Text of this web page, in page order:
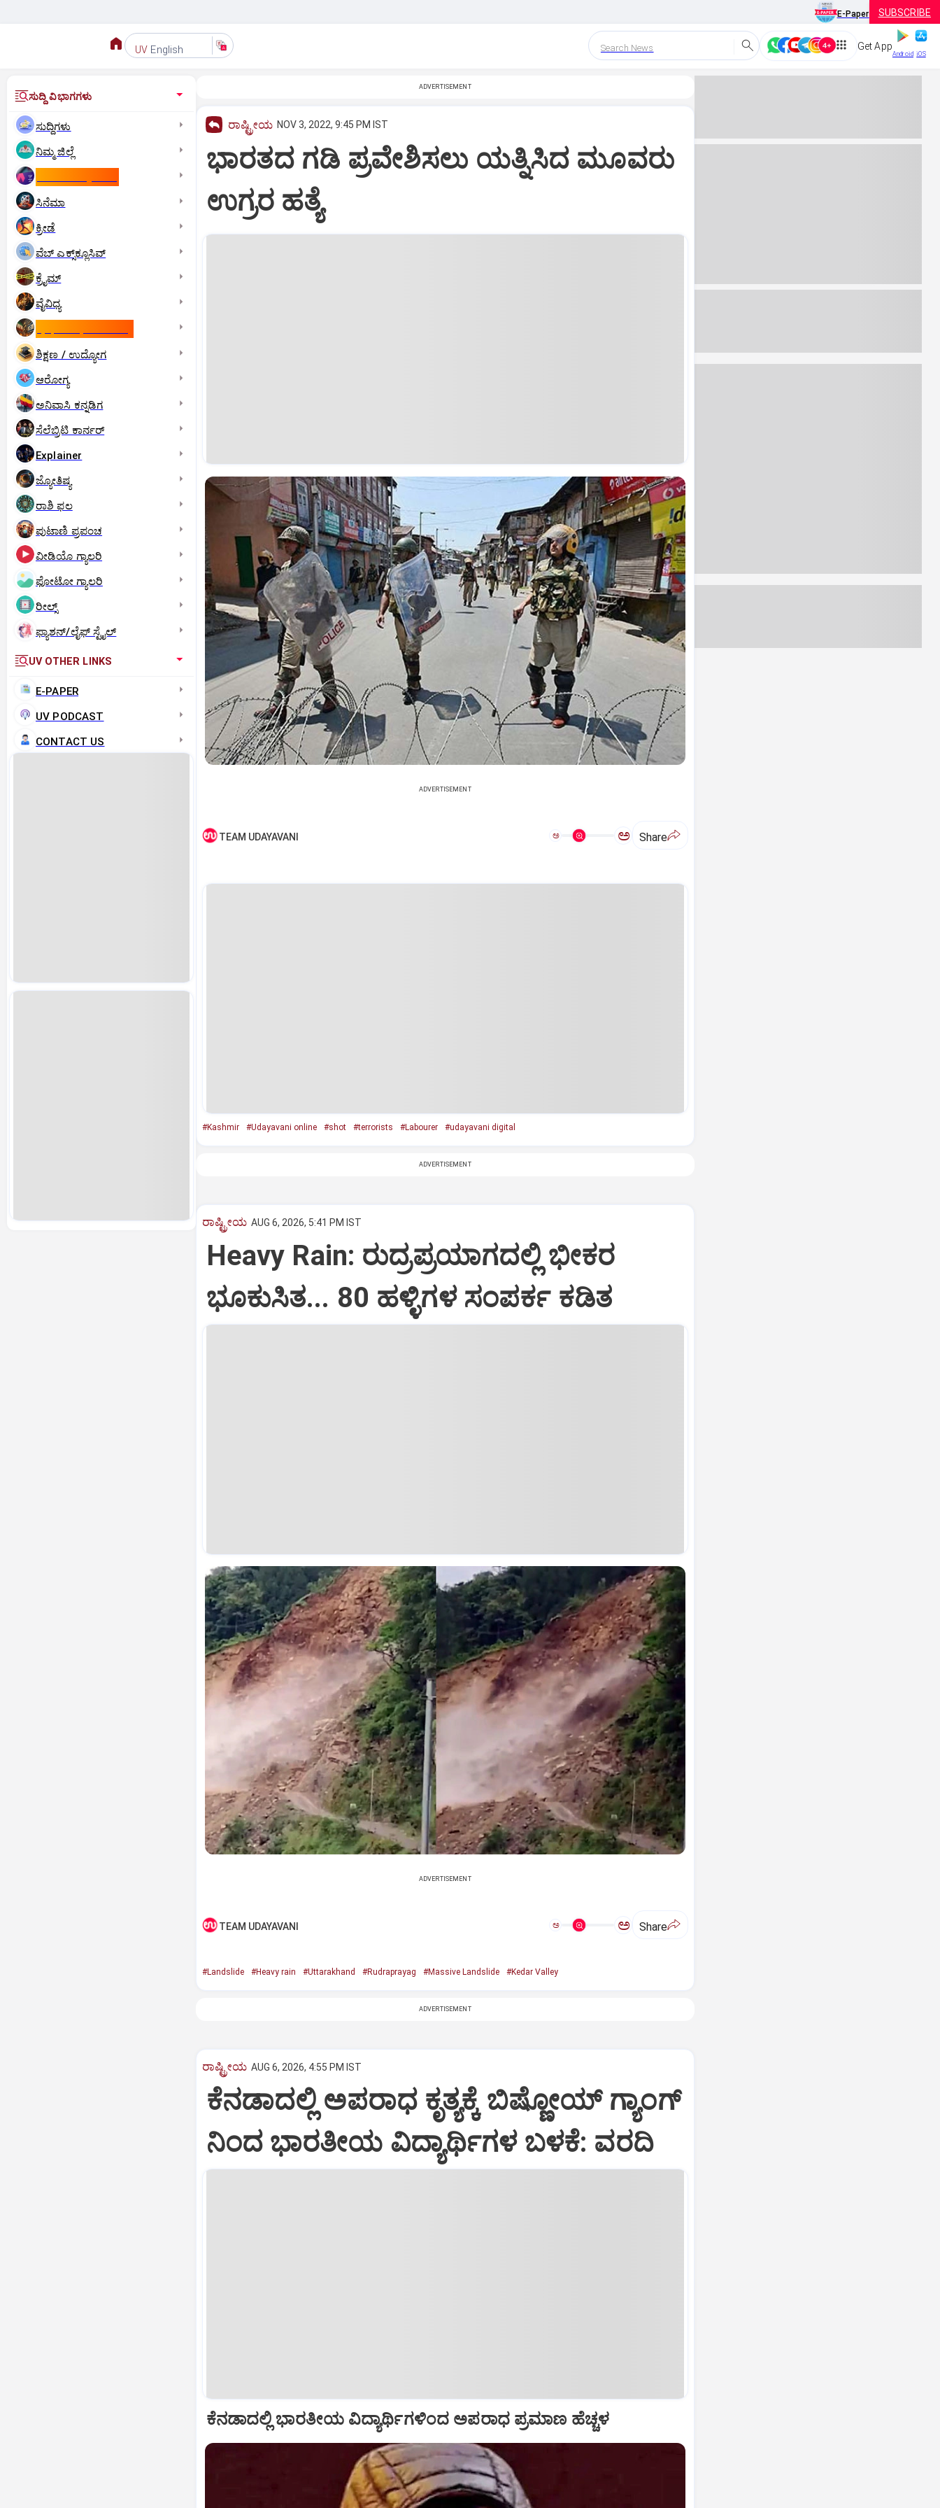
E-Paper SUBSCRIBE
UV English Search News Get App
Android iOS
ಸುದ್ದಿ ವಿಭಾಗಗಳು
ಸುದ್ದಿಗಳು
ನಿಮ್ಮ ಜಿಲ್ಲೆ
ಸಿನೆಮಾ
ಕ್ರೀಡೆ
ವೆಬ್ ಎಕ್ಸ್‌ಕ್ಲೂಸಿವ್
ಕ್ರೈಮ್
ವೈವಿಧ್ಯ
ಶಿಕ್ಷಣ / ಉದ್ಯೋಗ
ಆರೋಗ್ಯ
ಅನಿವಾಸಿ ಕನ್ನಡಿಗ
ಸೆಲೆಬ್ರಿಟಿ ಕಾರ್ನರ್‌
Explainer
ಜ್ಯೋತಿಷ್ಯ
ರಾಶಿ ಫಲ
ಪುಟಾಣಿ ಪ್ರಪಂಚ
ವೀಡಿಯೊ ಗ್ಯಾಲರಿ
ಫೋಟೋ ಗ್ಯಾಲರಿ
ರೀಲ್ಸ್
ಫ್ಯಾಶನ್/ಲೈಫ್‌ ಸ್ಟೈಲ್
UV OTHER LINKS
E-PAPER
UV PODCAST
CONTACT US
ADVERTISEMENT
ರಾಷ್ಟ್ರೀಯ NOV 3, 2022, 9:45 PM IST
ಭಾರತದ ಗಡಿ ಪ್ರವೇಶಿಸಲು ಯತ್ನಿಸಿದ ಮೂವರು
ಉಗ್ರರ ಹತ್ಯೆ
ADVERTISEMENT
TEAM UDAYAVANI ಅ ಅ Share
#Kashmir #Udayavani online #shot #terrorists #Labourer #udayavani digital
ADVERTISEMENT
ರಾಷ್ಟ್ರೀಯ AUG 6, 2026, 5:41 PM IST
Heavy Rain: ರುದ್ರಪ್ರಯಾಗದಲ್ಲಿ ಭೀಕರ
ಭೂಕುಸಿತ... 80 ಹಳ್ಳಿಗಳ ಸಂಪರ್ಕ ಕಡಿತ
ADVERTISEMENT
TEAM UDAYAVANI ಅ ಅ Share
#Landslide #Heavy rain #Uttarakhand #Rudraprayag #Massive Landslide #Kedar Valley
ADVERTISEMENT
ರಾಷ್ಟ್ರೀಯ AUG 6, 2026, 4:55 PM IST
ಕೆನಡಾದಲ್ಲಿ ಅಪರಾಧ ಕೃತ್ಯಕ್ಕೆ ಬಿಷ್ಣೋಯ್ ಗ್ಯಾಂಗ್
ನಿಂದ ಭಾರತೀಯ ವಿದ್ಯಾರ್ಥಿಗಳ ಬಳಕೆ: ವರದಿ
ಕೆನಡಾದಲ್ಲಿ ಭಾರತೀಯ ವಿದ್ಯಾರ್ಥಿಗಳಿಂದ ಅಪರಾಧ ಪ್ರಮಾಣ ಹೆಚ್ಚಳ